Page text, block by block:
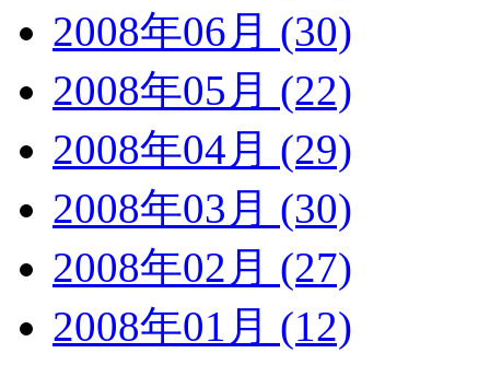
2008年06月 (30)
2008年05月 (22)
2008年04月 (29)
2008年03月 (30)
2008年02月 (27)
2008年01月 (12)